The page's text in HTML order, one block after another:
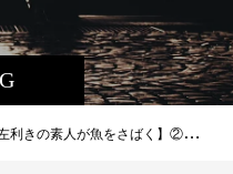
利きの素人が魚をさばく】②課題解決のプロセスを明確化する